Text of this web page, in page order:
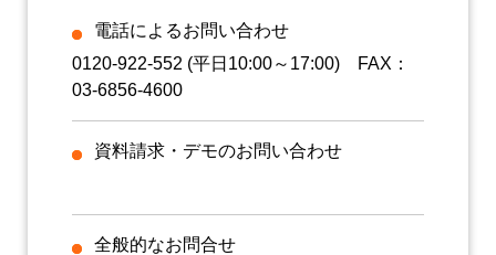
電話によるお問い合わせ
0120-922-552 (平日10:00～17:00) FAX：
03-6856-4600
資料請求・デモのお問い合わせ
全般的なお問合せ